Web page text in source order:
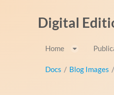
Digital
Home
Docs / Blog Images /